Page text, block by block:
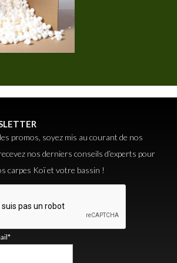
promos, soyez mis au courant de nos
nos derniers conseils d’experts pour
carpes Koï et votre bassin !